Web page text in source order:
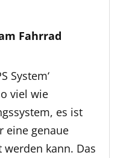
Fahrrad
System‘
viel wie
es ist
eine genaue
kann. Das